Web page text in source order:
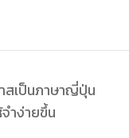
สเป็นภาษาญี่ปุ่น
ำง่ายขึ้น